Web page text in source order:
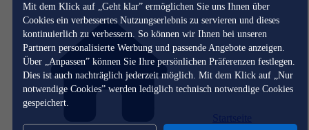
Mit dem Klick auf „Geht klar” ermöglichen Sie uns Ihnen über
Cookies ein verbessertes Nutzungserlebnis zu servieren und dieses
kontinuierlich zu verbessern. So können wir Ihnen bei unseren
Partnern personalisierte Werbung und passende Angebote anzeigen.
Über „Anpassen” können Sie Ihre persönlichen Präferenzen festlegen.
Dies ist auch nachträglich jederzeit möglich. Mit dem Klick auf „Nur
notwendige Cookies” werden lediglich technisch notwendige Cookies
gespeichert.